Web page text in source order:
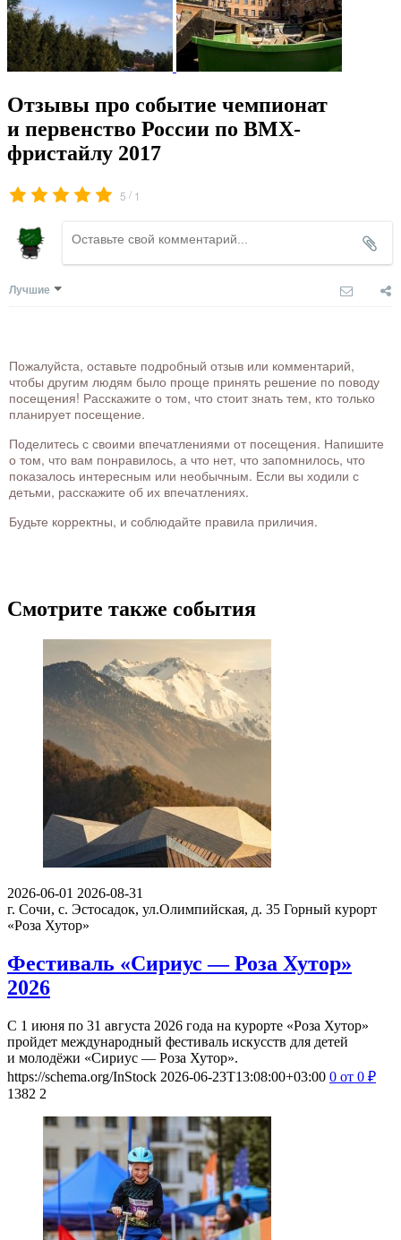
Отзывы про событие чемпионат
и первенство России по BMX-
фристайлу 2017
5 / 1
Лучшие
Пожалуйста, оставьте подробный отзыв или комментарий,
чтобы другим людям было проще принять решение по поводу
посещения! Расскажите о том, что стоит знать тем, кто только
планирует посещение.
Поделитесь с своими впечатлениями от посещения. Напишите
о том, что вам понравилось, а что нет, что запомнилось, что
показалось интересным или необычным. Если вы ходили с
детьми, расскажите об их впечатлениях.
Будьте корректны, и соблюдайте правила приличия.
Смотрите также события
2026-06-01 2026-08-31
г. Сочи, с. Эстосадок, ул.Олимпийская, д. 35 Горный курорт
«Роза Хутор»
Фестиваль «Сириус — Роза Хутор»
2026
С 1 июня по 31 августа 2026 года на курорте «Роза Хутор»
пройдет международный фестиваль искусств для детей
и молодёжи «Сириус — Роза Хутор».
https://schema.org/InStock 2026-06-23T13:08:00+03:00 0 от 0 ₽
1382 2